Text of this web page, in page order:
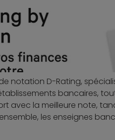
notation D-Rating,
bancaires,
avec la meilleure note,
les enseignes